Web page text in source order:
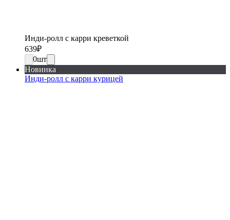
Инди-ролл с карри креветкой
639₽
0шт
Новинка
Инди-ролл с карри курицей